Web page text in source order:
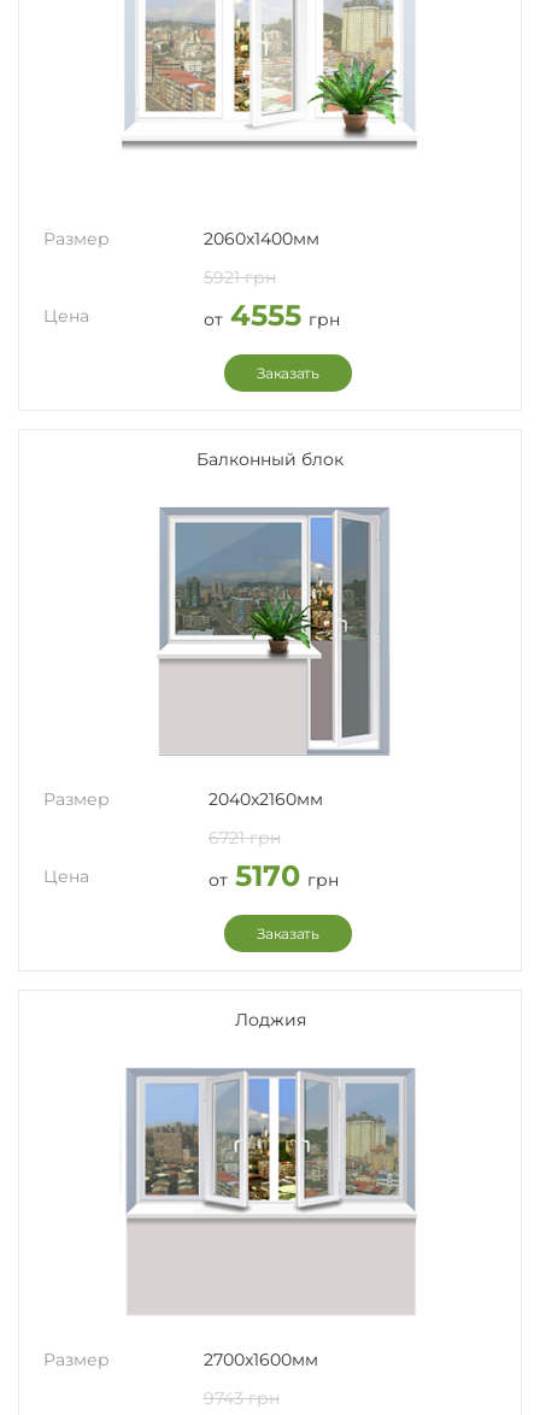
Размер
2060x1400мм
5921 грн
Цена
от 4555 грн
Заказать
Балконный блок
Размер
2040x2160мм
6721 грн
Цена
от 5170 грн
Заказать
Лоджия
Размер
2700x1600мм
9743 грн